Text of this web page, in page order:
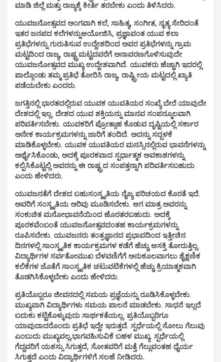
ಮಾಡಿ ಜಿಲ್ಲೆ ಮತ್ತು ರಾಜ್ಯಕ್ಕೆ ಕೀರ್ತಿ ತರಬೇಕು ಎಂದು ತಿಳಿಸಿದರು.
ಯುವಜನೋತ್ಸವದ ಅಂಗವಾಗಿ ಕಲೆ, ಸಾಹಿತ್ಯ, ಸಂಗೀತ, ನೃತ್ಯ ಸೇರಿದಂತೆ
ಇತರ ಜನಪದ ಕಲೆಗಳನ್ನುಆಯೋಜಿಸಿ, ಪ್ರಜ್ಞಾವಂತ ಯುವ ಕಲಾ
ಪ್ರತಿಭೆಗಳನ್ನು ಗುರುತಿಸುವ ಉದ್ದೇಶದಿಂದ ಅವರ ಪ್ರತಿಭೆಗಳನ್ನು ಗ್ರಾಮ
ಮಟ್ಟದಿಂದ ರಾಜ್ಯ, ರಾಷ್ಟ್ರಮಟ್ಟದವರೆಗೆ ಅನಾವರಣಗೊಳಿಸುವುದೇ
ಯುವಜನೋತ್ಸವದ ಮುಖ್ಯ ಉದ್ದೇಶವಾಗಿದೆ. ಯುವಕರು ಹೆಚ್ಚಾಗಿ ಇದರಲ್ಲಿ
ಪಾಲ್ಗೊಂಡು ತಮ್ಮ ಪ್ರತಿಭೆ ತೋರಿಸಿ ರಾಜ್ಯ, ರಾಷ್ಟ್ರೀಯ ಮಟ್ಟದಲ್ಲಿ ಖ್ಯಾತಿ
ಪಡೆಯಬೇಕು ಎಂದರು.
ಜಗತ್ತಿನಲ್ಲಿ ಭಾರತದಲ್ಲಿರುವ ಯುವಕ ಯುವತಿಯರ ಸಂಖ್ಯೆ ಬೇರೆ ಯಾವುದೇ
ದೇಶದಲ್ಲಿ ಇಲ್ಲ. ದೇಶದ ಯುವ ಶಕ್ತಿಯನ್ನು ಮಾನವ ಸಂಪನ್ಮೂಲವಾಗಿ
ಪರಿವರ್ತಿಸಬೇಕು. ಯುವಕರಿಗೆ ಪ್ರೋತ್ಸಾಹ ಕೊಡುವ ದೃಷ್ಟಿಯಲ್ಲಿ ಸರ್ಕಾರ
ಅನೇಕ ಕಾರ್ಯಕ್ರಮಗಳನ್ನು ಜಾರಿಗೆ ತಂದಿದೆ. ಅದನ್ನು ಸದ್ಬಳಕೆ
ಮಾಡಿಕೊಳ್ಳಬೇಕು. ಯುವಕ ಯುವತಿಯರ ಮನಸ್ಸಿನಲ್ಲಿರುವ ಭಾವನೆಗಳನ್ನು
ಅರ್ಥೈಸಿಕೊಂಡು, ಅದಕ್ಕೆ ಪೂರಕವಾದ ಸ್ಪರ್ಧಾತ್ಮಕ ಅವಕಾಶಗಳನ್ನು
ಕಲ್ಪಿಸಿಕೊಟ್ಟಲ್ಲಿ ಅವರನ್ನು ಈ ರಾಷ್ಟ್ರದ ಸಂಪತ್ತನ್ನಾಗಿ ಪರಿವರ್ತಿಸಬಹುದು
ಎಂದು ಹೇಳಿದರು.
ಯುವಜನತೆಗೆ ದೇಶದ ಬಹುಸಂಸ್ಕೃತಿಯ ನೈಜ್ಯ ಪರಿಚಯದ ಕೊರತೆ ಇದೆ.
ಅವರಿಗೆ ಸಂಸ್ಕೃತಿಯ ಅರಿವು ಮೂಡಿಸಬೇಕು. ಆಗ ಮಾತ್ರ ಅವರನ್ನು
ಸಂಕುಚಿತ ಮನೋಭಾವನೆಯಿಂದ ಹೊರತರಬಹುದು. ಅದಕ್ಕೆ
ಪೂರಕವೆಂಬಂತೆ ಯುವಜನೋತ್ಸವದಂತಹ ಕಾರ್ಯಕ್ರಮಗಳನ್ನು
ರೂಪಿಸಬೇಕು. ಯುವಜನರು ತಂತ್ರಜ್ಞಾನದ ಪ್ರಭಾವದಿಂದ ಇತ್ತೀಚಿನ
ದಿನಗಳಲ್ಲಿ ಸಾಂಸ್ಕೃತಿಕ ಕಾರ್ಯಕ್ರಮಗಳ ಕಡೆಗೆ ಹೆಚ್ಚು ಆಸಕ್ತಿ ತೋರುತ್ತಿಲ್ಲ.
ವಿದ್ಯಾರ್ಥಿಗಳ ಸರ್ವತೋಮುಖ ಬೆಳವಣಿಗೆಗೆ ಅನುಕೂಲವಾಗಲು ಶೈಕ್ಷಣಿಕ
ಕಲಿಕೆಗಳ ಜೊತೆಗೆ ಸಾಂಸ್ಕೃತಿಕ ಚಟುವಟಿಕೆಗಳಲ್ಲಿ ಹೆಚ್ಚು ಕ್ರಿಯಾತ್ಮಕವಾಗಿ
ತೊಡಗಿಸಿಕೊಳ್ಳಬೇಕು ಎಂದು ಹೇಳಿದರು.
ಪ್ರತಿಯೊಬ್ಬರೂ ಜೀವನದಲ್ಲಿ ಸಮಯ ಪ್ರಜ್ಞೆಯನ್ನು ರೂಡಿಸಿಕೊಳ್ಳಬೇಕು.
ಮುಖ್ಯವಾಗಿ ವಿದ್ಯಾರ್ಥಿಗಳು ಸಮಯ ಪಾಲನೆ ಮಾಡಬೇಕು. ಸಾಧನೆ ಇಲ್ಲದೆ
ಬದುಕು ಕಟ್ಟಿಕೊಳ್ಳುವುದು ಸಾರ್ಥಕತೆಯಲ್ಲ. ಪ್ರತಿಯೊಬ್ಬರಿಗೂ
ಯಾವುದಾದರೊಂದು ಪ್ರತಿಭೆ ಇದ್ದೇ ಇರುತ್ತದೆ. ಸ್ಪರ್ಧೆಯಲ್ಲಿ ಸೋಲು ಗೆಲುವು
ಎಂಬುದು ಮುಖ್ಯವಲ್ಲ,ಭಾಗವಹಿಸುವಿಕೆ ಬಹಳ ಮುಖ್ಯ. ಸ್ಪರ್ಧೆಯಲ್ಲಿ
ಗೆದ್ದವರಿಗೆ ಯಶಸ್ಸು ಸಿಗುತ್ತದೆ, ಸೋತವರಿಗೆ ಮತ್ತೆ ಗೆಲ್ಲುವಂತಹ ಧೈರ್ಯ
ಸಿಗುತ್ತದೆ ಎಂದು ವಿದ್ಯಾರ್ಥಿಗಳಿಗೆ ಸಲಹೆ ನೀಡಿದರು.